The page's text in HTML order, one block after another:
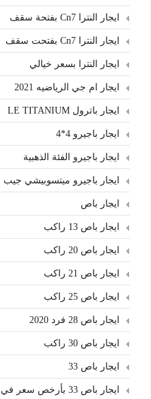
ايجار النترا Cn7 بفتحة سقف
ايجار النترا Cn7 بفتحت سقف
ايجار النترا بسعر خيالي
ايجار ام جي الرياضيه 2021
ايجار باترول LE TITANIUM
ايجار باجيرو 4*4
ايجار باجيرو الفئة الذهبية
ايجار باجيرو ميتسوبيشي جيب
ايجار باص
ايجار باص 13 راكب
ايجار باص 20 راكب
ايجار باص 21 راكب
ايجار باص 25 راكب
ايجار باص 28 فرد 2020
ايجار باص 30 راكب
ايجار باص 33
ايجار باص 33 بأرخص سعر في مصر